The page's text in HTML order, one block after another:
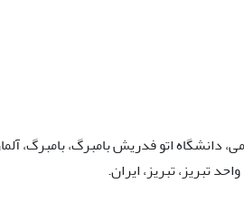
دانشگاه اتو فدریش بامبرگ، بامبرگ،
تبریز، تبریز، ایران.